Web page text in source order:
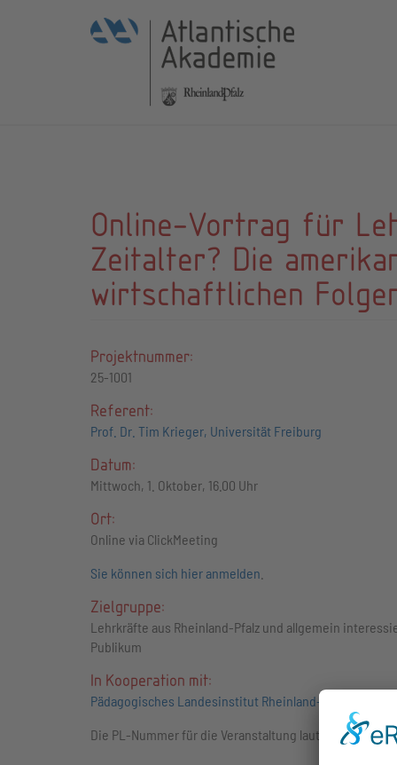
Online-Vortrag für
Zeitalter? Die
wirtschaftlichen
Projektnummer:
25-1001
Referent:
Prof. Dr. Tim Krieger, Universität Freiburg
Datum:
Mittwoch, 1. Oktober, 16.00 Uhr
Ort:
Online via ClickMeeting
Sie können sich hier anmelden
Zielgruppe:
Lehrkräfte aus Rheinland-Pfalz und allgemein
Publikum
In Kooperation mit:
Pädagogisches Landesinstitut Rheinland-Pfalz
Die PL-Nummer für die Veranstaltung lautet: 251333Y011